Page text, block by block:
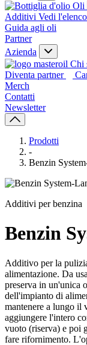
Oli
Additivi Vedi
Guida agli oli
Partner
Azienda
Chi
Diventa partner
Merch
Contatti
Newsletter
Prodotti
-
Benzin
Additivi per benzina
Benzin
Additivo per la
alimentazione. Da
preserva in un'unica
dell'impianto di
mantenere a lungo il
aggiungere l'intero
vuoto (riserva) e poi
fare rifornimento.